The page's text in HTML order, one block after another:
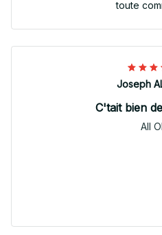
toute
C'tait bien
All